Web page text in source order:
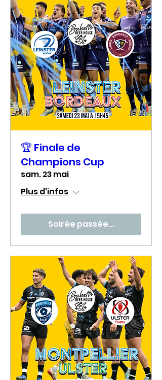
🏆 Finale de
Champions Cup
sam. 23 mai
Plus d'infos
Soirée passée...